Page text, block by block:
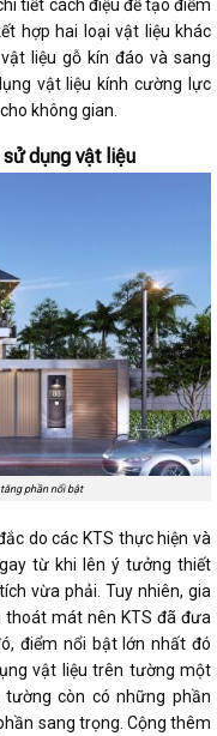
tiết cách điệu để tạo điểm
hợp hai loại vật liệu khác
liệu gỗ kín đáo và sang
vật liệu kính cường lực
không gian.
dụng vật liệu
phần nổi bật
do các KTS thực hiện và
từ khi lên ý tưởng thiết
vừa phải. Tuy nhiên, gia
mát nên KTS đã đưa
điểm nổi bật lớn nhất đó
vật liệu trên tường một
còn có những phần
sang trọng. Cộng thêm